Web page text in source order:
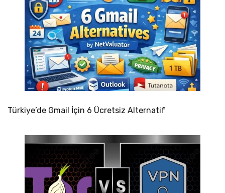
Türkiye’de Gmail İçin 6 Ücretsiz Alternatif